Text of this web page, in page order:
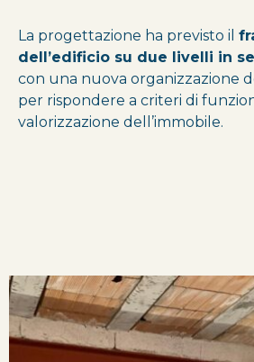
La progettazione ha previsto il
dell’edificio su due livelli in
con una nuova organizzazione
per rispondere a criteri di
valorizzazione dell’immobile.